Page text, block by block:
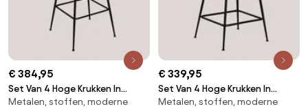
€ 384,95
Set Van 4 Hoge Krukken In
Fluweel Kana Design Bruin -
Metalen, stoffen, moderne
€ 339,95
Set Van 4 Hoge Krukken In
Fluweel Kana Design Bruin -
Metalen, stoffen, moderne